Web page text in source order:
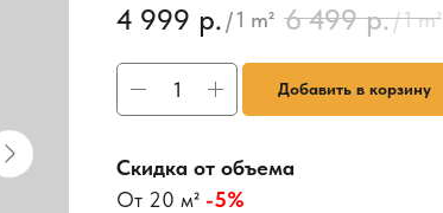
4 999 р. /1 m² 6 499 р./1 m²
Добавить в корзину
Скидка от объема
От 20 м² -5%